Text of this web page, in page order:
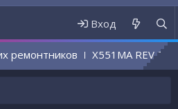
Вход
X551MA REV 2.0